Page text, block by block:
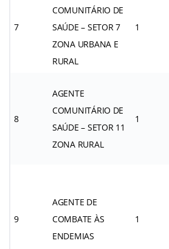
7
COMUNITÁRIO DE
SAÚDE – SETOR 7
ZONA URBANA E
RURAL
1
8
AGENTE
COMUNITÁRIO DE
SAÚDE – SETOR 11
ZONA RURAL
1
9
AGENTE DE
COMBATE ÀS
ENDEMIAS
1